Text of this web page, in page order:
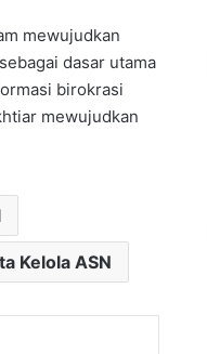
mewujudkan
dasar utama
birokrasi
mewujudkan
Kelola ASN